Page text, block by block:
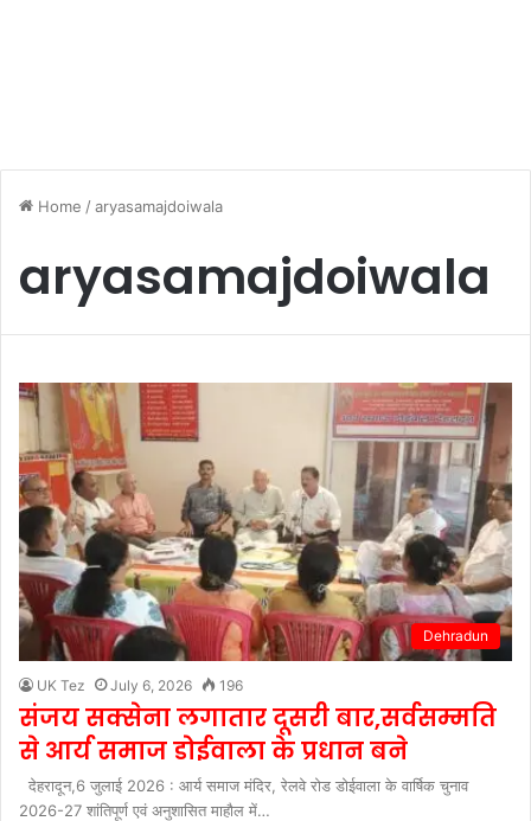
Home /aryasamajdoiwala
aryasamajdoiwala
Dehradun
UK Tez July 6, 2026 196
संजय सक्सेना लगातार दूसरी बार,सर्वसम्मति
से आर्य समाज डोईवाला के प्रधान बने
देहरादून,6 जुलाई 2026 : आर्य समाज मंदिर, रेलवे रोड डोईवाला के वार्षिक चुनाव
2026-27 शांतिपूर्ण एवं अनुशासित माहौल में…